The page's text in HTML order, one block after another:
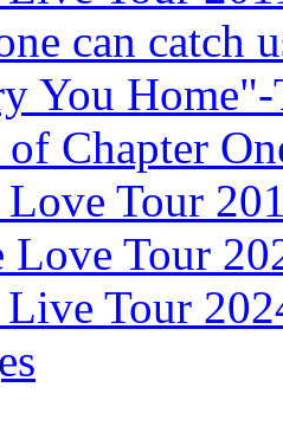
can catch
You
Chapter
Tour
Love Tour
Live Tour